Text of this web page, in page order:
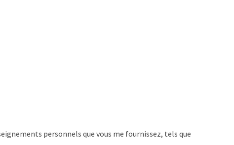
personnels que vous me fournissez, tels que